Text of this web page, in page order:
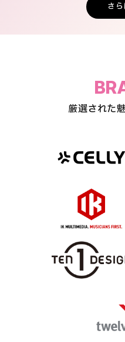
さ
厳選された